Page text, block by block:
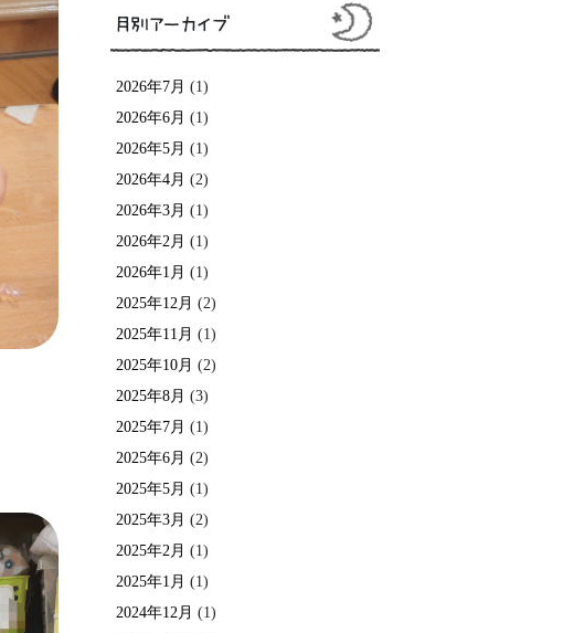
月別アーカイブ
2026年7月 (1)
2026年6月 (1)
2026年5月 (1)
2026年4月 (2)
2026年3月 (1)
2026年2月 (1)
2026年1月 (1)
2025年12月 (2)
2025年11月 (1)
2025年10月 (2)
2025年8月 (3)
2025年7月 (1)
2025年6月 (2)
2025年5月 (1)
2025年3月 (2)
2025年2月 (1)
2025年1月 (1)
2024年12月 (1)